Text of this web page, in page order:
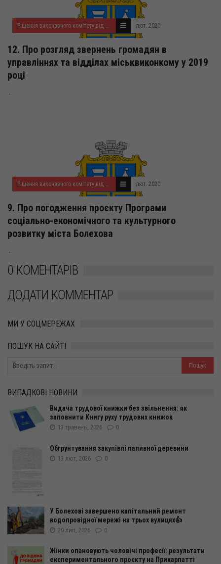
Рішення виконавчого комітету від 20.02.2020 року лют. 2020
12. Про розгляд звернень громадян в
управліннях та відділах міськвиконкому у 2019
році
Рішення виконавчого комітету від 20.02.2020 року лют. 2020
9. Про погодження проєкту Програми
соціально-економічного та культурного
розвитку міста Болехова
0 КОМЕНТАРІВ
ДОДАТИ КОММЕНТАР
МИ У СОЦМЕРЕЖАХ
ПОШУК НА САЙТІ
ВИПАДКОВІ НОВИНИ
Видача трудової книжки без звільнення: як
заповнити Книгу руху трудових книжок
13 травень, 2026 0
Обгрунтування закупівлі паливної деревини
13 лют, 2026 0
У Болехові завершено капітальний ремонт
водопровідної мережі на трьох вулицях👍
20 лип, 2026 0
Жінки опановують чоловічі професії: результати
експериментального проєкту на Прикарпатті